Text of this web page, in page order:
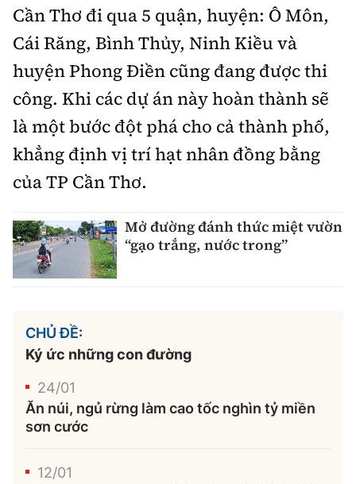
Cần Thơ đi qua 5 quận, huyện: Ô Môn,
Cái Răng, Bình Thủy, Ninh Kiều và
huyện Phong Điền cũng đang được thi
công. Khi các dự án này hoàn thành sẽ
là một bước đột phá cho cả thành phố,
khẳng định vị trí hạt nhân đồng bằng
của TP Cần Thơ.
Mở đường đánh thức miệt vườn
“gạo trắng, nước trong”
CHỦ ĐỀ:
Ký ức những con đường
24/01
Ăn núi, ngủ rừng làm cao tốc nghìn tỷ miền
sơn cước
12/01